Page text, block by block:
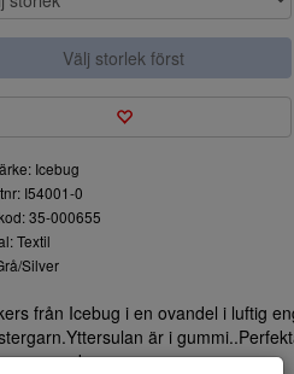
Välj storlek först
Icebug
I54001-0
35-000655
Textil
Silver
från Icebug i en ovandel i luftig
är i